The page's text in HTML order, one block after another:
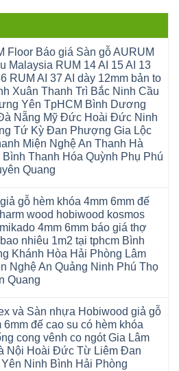
Floor Báo giá Sàn gỗ AURUM
Malaysia RUM 14 AI 15 AI 13
RUM AI 37 AI dày 12mm bản to
Xuân Thanh Trì Bắc Ninh Cầu
Yên TpHCM Bình Dương
Nẵng Mỹ Đức Hoài Đức Ninh
Tứ Kỳ Đan Phượng Gia Lộc
Miện Nghệ An Thanh Hà
Thanh Hóa Quỳnh Phụ Phú
Quang
gỗ hèm khóa 4mm 6mm đế
wood hobiwood kosmos
4mm 6mm báo giá thợ
nhiêu 1m2 tại tphcm Bình
Khánh Hòa Hải Phòng Lâm
Nghệ An Quảng Ninh Phú Thọ
Quang
và Sàn nhựa Hobiwood giả gỗ
6mm đế cao su có hèm khóa
cong vênh co ngót Gia Lâm
Nội Hoài Đức Từ Liêm Đan
Ninh Bình Hải Phòng